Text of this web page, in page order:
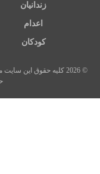
زندانیان
اعدام
کودکان
© 2026 کلیه حقوق این